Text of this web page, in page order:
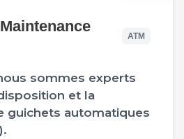
ATM
sommes experts
et la
guichets automatiques